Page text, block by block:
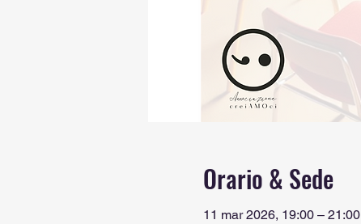
Orario & Sede
11 mar 2026, 19:00 – 21:00